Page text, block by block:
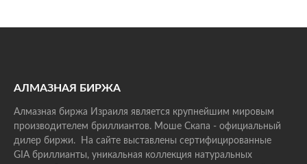
АЛМАЗНАЯ БИРЖА
Алмазная биржа Израиля является крупнейшим мировым
производителем бриллиантов. Моше Скапа - официальный
дилер биржи. На сайте выставлены сертифицированные
GIA бриллианты, уникальная коллекция натуральных